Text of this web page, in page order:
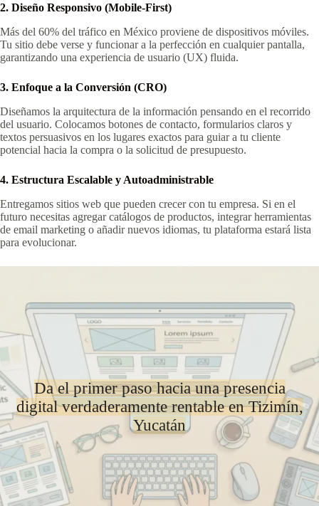
2. Diseño Responsivo (Mobile-First)
Más del 60% del tráfico en México proviene de dispositivos móviles.
Tu sitio debe verse y funcionar a la perfección en cualquier pantalla,
garantizando una experiencia de usuario (UX) fluida.
3. Enfoque a la Conversión (CRO)
Diseñamos la arquitectura de la información pensando en el recorrido
del usuario. Colocamos botones de contacto, formularios claros y
textos persuasivos en los lugares exactos para guiar a tu cliente
potencial hacia la compra o la solicitud de presupuesto.
4. Estructura Escalable y Autoadministrable
Entregamos sitios web que pueden crecer con tu empresa. Si en el
futuro necesitas agregar catálogos de productos, integrar herramientas
de email marketing o añadir nuevos idiomas, tu plataforma estará lista
para evolucionar.
Da el primer paso hacia una presencia
digital verdaderamente rentable en Tizimín,
Yucatán